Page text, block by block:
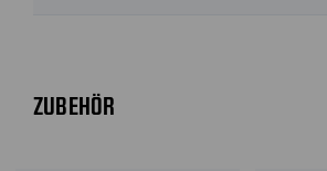
ZUBEHÖR